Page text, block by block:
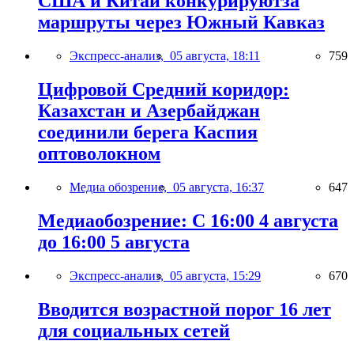
маршруты через Южный Кавказ
Экспресс-анализ, 05 августа, 18:11 759
Цифровой Средний коридор:
Казахстан и Азербайджан
соединили берега Каспия
оптоволокном
Медиа обозрение, 05 августа, 16:37 647
Медиаобозрение: С 16:00 4 августа
до 16:00 5 августа
Экспресс-анализ, 05 августа, 15:29 670
Вводится возрастной порог 16 лет
для социальных сетей